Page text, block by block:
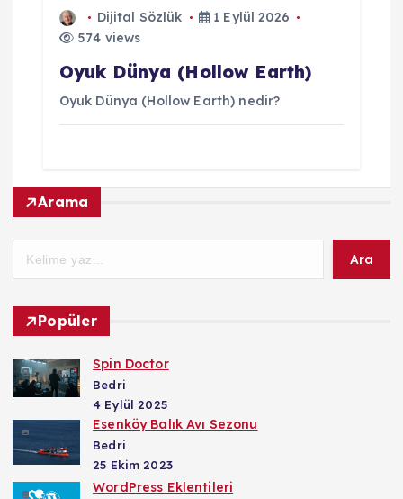
Dijital Sözlük
1 Eylül 2026
574 views
Oyuk Dünya (Hollow Earth)
Oyuk Dünya (Hollow Earth) nedir?
Arama
Ara
Popüler
Spin Doctor
Bedri
4 Eylül 2025
Esenköy Balık Avı Sezonu
Bedri
25 Ekim 2023
WordPress Eklentileri